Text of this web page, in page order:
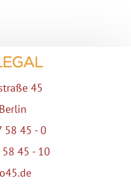
45
58 45 - 0
45 - 10